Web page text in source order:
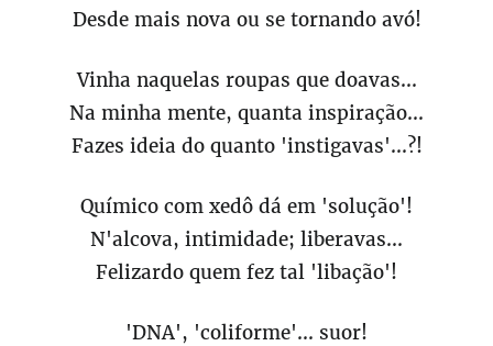
Desde mais nova ou se tornando avó!
Vinha naquelas roupas que doavas...
Na minha mente, quanta inspiração...
Fazes ideia do quanto 'instigavas'...?!
Químico com xedô dá em 'solução'!
N'alcova, intimidade; liberavas...
Felizardo quem fez tal 'libação'!
'DNA', 'coliforme'... suor!